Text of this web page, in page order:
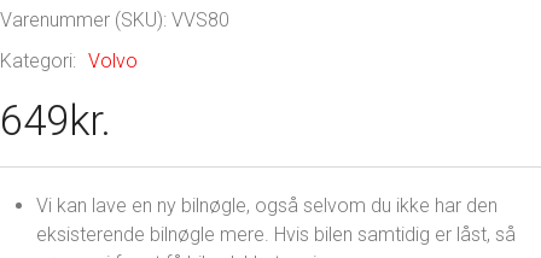
Varenummer (SKU): VVS80
Kategori: Volvo
649kr.
Vi kan lave en ny bilnøgle, også selvom du ikke har den
eksisterende bilnøgle mere. Hvis bilen samtidig er låst, så